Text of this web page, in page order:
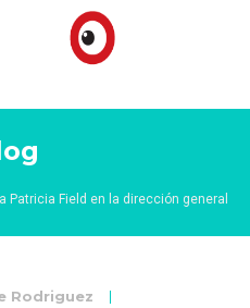
Patricia Field en la dirección general
Rodriguez